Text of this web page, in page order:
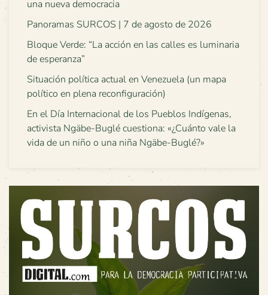
una nueva democracia
Panoramas SURCOS | 7 de agosto de 2026
Bloque Verde: “La acción en las calles es luminaria
de esperanza”
Situación política actual en Venezuela (un mapa
político en plena reconfiguración)
En el Día Internacional de los Pueblos Indígenas,
activista Ngäbe-Buglé cuestiona: «¿Cuánto vale la
vida de un niño o una niña Ngäbe-Buglé?»